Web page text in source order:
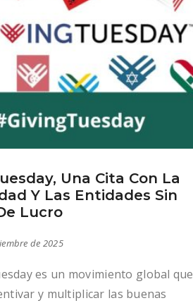
Una Cita Con La
Y Las Entidades Sin
Lucro
de 2025
es un movimiento global que
y multiplicar las buenas